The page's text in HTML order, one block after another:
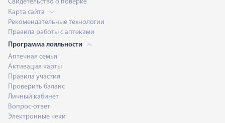
Свидетельство о поверке
Карта сайта
Рекомендательные технологии
Правила работы с аптеками
Программа лояльности
Аптечная семья
Активация карты
Правила участия
Проверить баланс
Личный кабинет
Вопрос-ответ
Электронные чеки